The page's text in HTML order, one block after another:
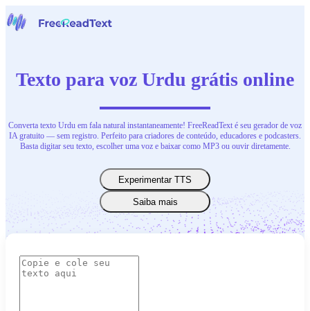
Ferramentas
Contate-Nos
Texto para voz Urdu grátis online
Converta texto Urdu em fala natural instantaneamente! FreeReadText é seu gerador de voz
IA gratuito — sem registro. Perfeito para criadores de conteúdo, educadores e podcasters.
Basta digitar seu texto, escolher uma voz e baixar como MP3 ou ouvir diretamente.
Experimentar TTS
Saiba mais